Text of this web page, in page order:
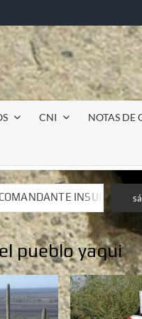
CNI NOTAS DE
A LUIS DE TAVIRA
A LUIS DE TAVIRA
pueblo yaqui